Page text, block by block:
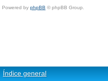
Powered by phpBB © phpBB Group.
Índice general